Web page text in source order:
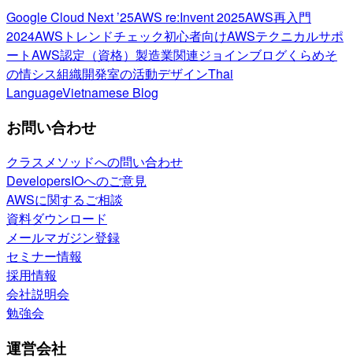
Google Cloud Next ’25AWS re:Invent 2025AWS再入門
2024AWSトレンドチェック初心者向けAWSテクニカルサポ
ートAWS認定（資格） 製造業関連ジョインブログくらめそ
の情シス組織開発室の活動デザインThai
LanguageVietnamese Blog
お問い合わせ
クラスメソッドへの問い合わせ
DevelopersIOへのご意見
AWSに関するご相談
資料ダウンロード
メールマガジン登録
セミナー情報
採用情報
会社説明会
勉強会
運営会社